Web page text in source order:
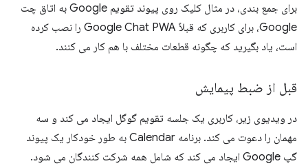
برای جمع بندی، در مثال کلیک روی پیوند تقویم Google به اتاق چت
Google، برای کاربری که قبلاً Google Chat PWA را نصب کرده
است، یاد بگیرید که چگونه قطعات مختلف با هم کار می کنند.
قبل از ضبط پیمایش
در ویدیوی زیر، کاربری یک جلسه تقویم گوگل ایجاد می کند و سه
مهمان را دعوت می کند. برنامه Calendar به طور خودکار یک پیوند
گپ Google ایجاد می کند که شامل همه شرکت کنندگان می شود.